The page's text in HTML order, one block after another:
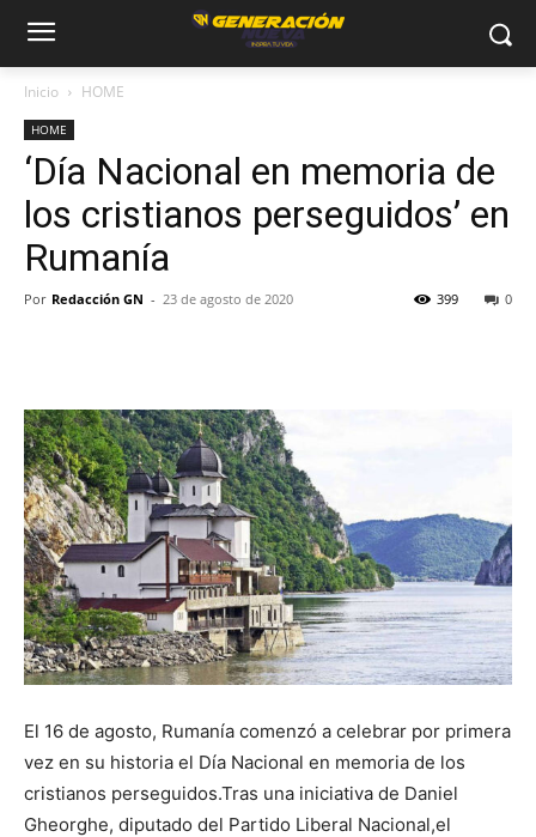
Inicio HOME
HOME
‘Día Nacional en memoria de
los cristianos perseguidos’ en
Rumanía
Por Redacción GN - 23 de agosto de 2020 0
399
El 16 de agosto, Rumanía comenzó a celebrar por primera
vez en su historia el Día Nacional en memoria de los
cristianos perseguidos.Tras una iniciativa de Daniel
Gheorghe, diputado del Partido Liberal Nacional,el